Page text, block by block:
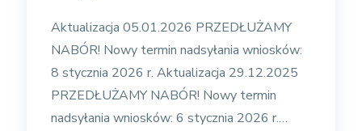
Aktualizacja 05.01.2026 PRZEDŁUŻAMY
NABÓR! Nowy termin nadsyłania wniosków:
8 stycznia 2026 r. Aktualizacja 29.12.2025
PRZEDŁUŻAMY NABÓR! Nowy termin
nadsyłania wniosków: 6 stycznia 2026 r.